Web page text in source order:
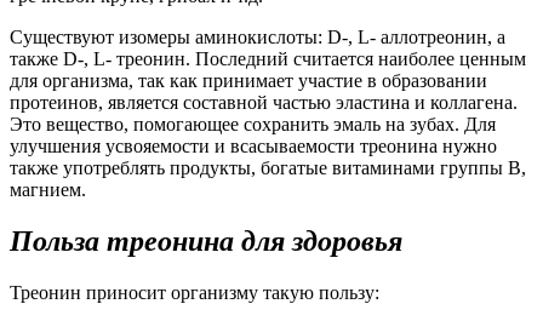
Существуют изомеры аминокислоты: D-, L- аллотреонин, а
также D-, L- треонин. Последний считается наиболее ценным
для организма, так как принимает участие в образовании
протеинов, является составной частью эластина и коллагена.
Это вещество, помогающее сохранить эмаль на зубах. Для
улучшения усвояемости и всасываемости треонина нужно
также употреблять продукты, богатые витаминами группы В,
магнием.
Польза треонина для здоровья
Треонин приносит организму такую пользу: